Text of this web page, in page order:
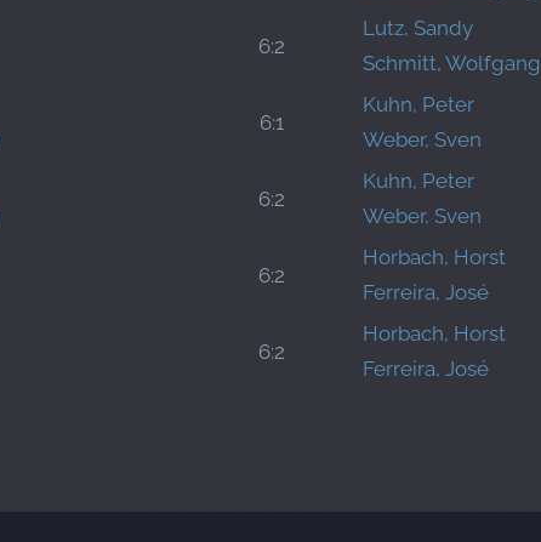
6:2
Lutz, Sandy
Schmitt, Wolfgang
6:1
Kuhn, Peter
Weber, Sven
6:2
Kuhn, Peter
Weber, Sven
6:2
Horbach, Horst
Ferreira, José
6:2
Horbach, Horst
Ferreira, José